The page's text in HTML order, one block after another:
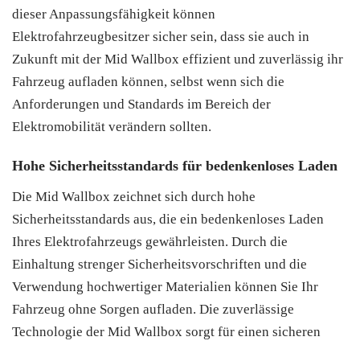
dieser Anpassungsfähigkeit können
Elektrofahrzeugbesitzer sicher sein, dass sie auch in
Zukunft mit der Mid Wallbox effizient und zuverlässig ihr
Fahrzeug aufladen können, selbst wenn sich die
Anforderungen und Standards im Bereich der
Elektromobilität verändern sollten.
Hohe Sicherheitsstandards für bedenkenloses Laden
Die Mid Wallbox zeichnet sich durch hohe
Sicherheitsstandards aus, die ein bedenkenloses Laden
Ihres Elektrofahrzeugs gewährleisten. Durch die
Einhaltung strenger Sicherheitsvorschriften und die
Verwendung hochwertiger Materialien können Sie Ihr
Fahrzeug ohne Sorgen aufladen. Die zuverlässige
Technologie der Mid Wallbox sorgt für einen sicheren